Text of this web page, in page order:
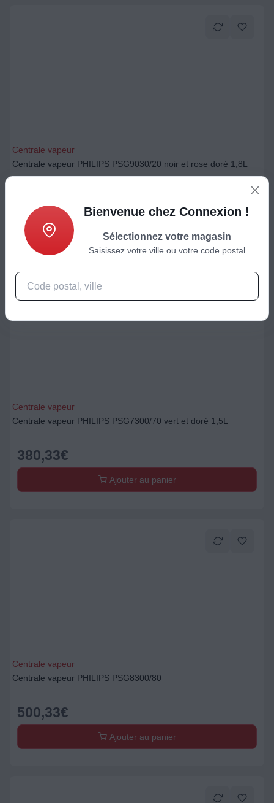
Centrale vapeur
Centrale vapeur PHILIPS PSG9030/20 noir et rose doré 1,8L
Centrale vapeur
Centrale vapeur PHILIPS PSG7300/70 vert et doré 1,5L
380,33€
Ajouter au panier
Centrale vapeur
Centrale vapeur PHILIPS PSG8300/80
500,33€
Ajouter au panier
Bienvenue chez Connexion !
Sélectionnez votre magasin
Saisissez votre ville ou votre code postal